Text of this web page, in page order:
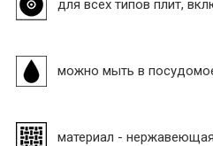
для всех типов плит,
можно мыть в
материал -